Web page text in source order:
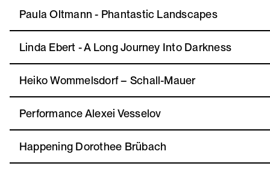
Paula Oltmann - Phantastic Landscapes
Linda Ebert - A Long Journey Into Darkness
Heiko Wommelsdorf – Schall-Mauer
Performance Alexei Vesselov
Happening Dorothee Brübach